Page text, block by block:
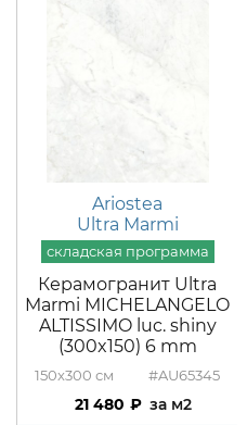
Ariostea
Ultra Marmi
Керамогранит Ultra
Marmi MICHELANGELO
ALTISSIMO luc. shiny
(300x150) 6 mm
150x300 #AU65345
21 480 м2